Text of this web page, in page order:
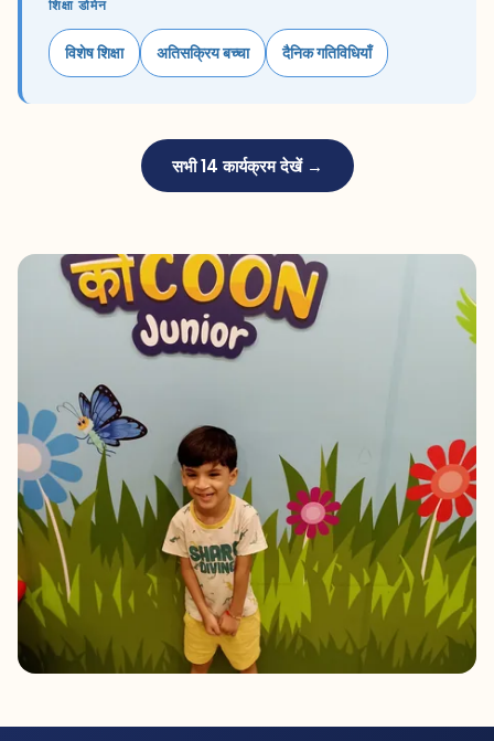
शिक्षा डोमेन
विशेष शिक्षा अतिसक्रिय बच्चा दैनिक गतिविधियाँ
सभी 14 कार्यक्रम देखें →